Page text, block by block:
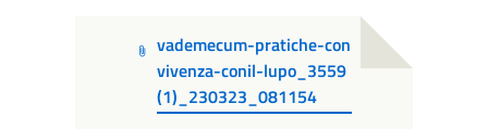
vademecum-pratiche-con
vivenza-conil-lupo_3559
(1)_230323_081154